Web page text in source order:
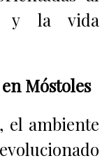
y la vida
Móstoles
el ambiente